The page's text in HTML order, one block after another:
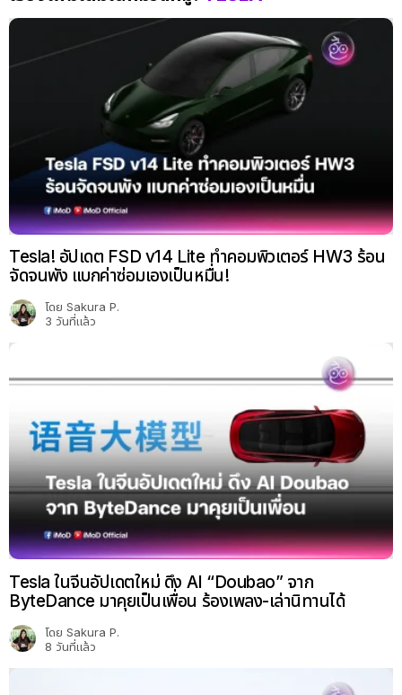
Tesla! อัปเดต FSD v14 Lite ทำคอมพิวเตอร์ HW3 ร้อน
จัดจนพัง แบกค่าซ่อมเองเป็นหมื่น!
โดย Sakura P.
3 วันที่แล้ว
Tesla ในจีนอัปเดตใหม่ ดึง AI “Doubao” จาก
ByteDance มาคุยเป็นเพื่อน ร้องเพลง-เล่านิทานได้
โดย Sakura P.
8 วันที่แล้ว